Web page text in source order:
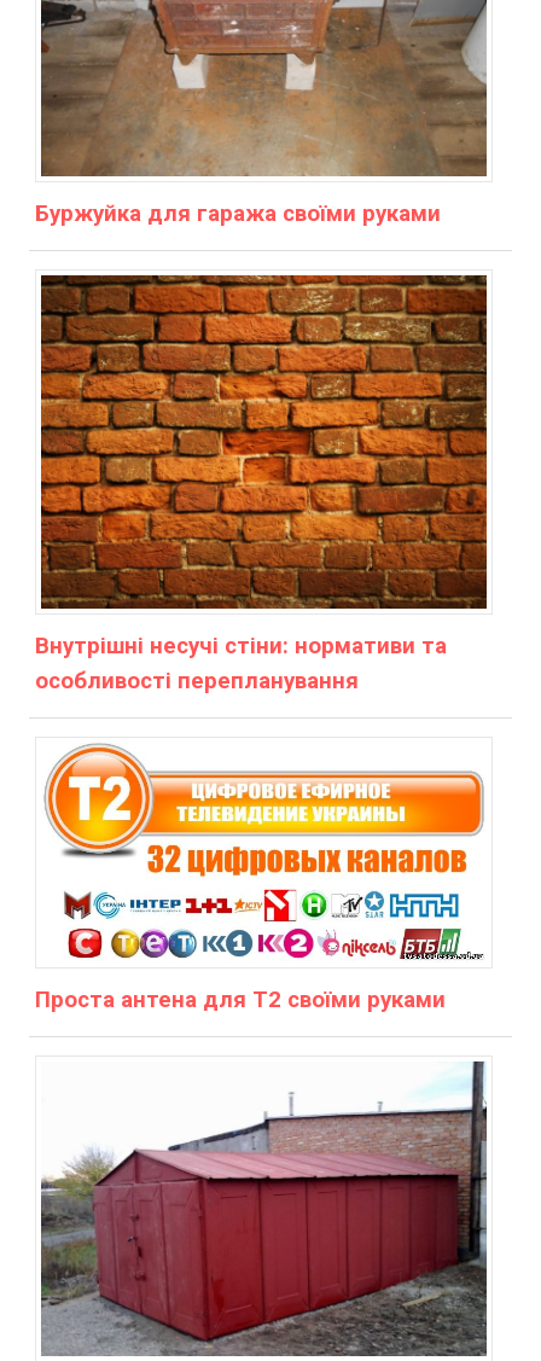
Буржуйка для гаража своїми руками
Внутрішні несучі стіни: нормативи та
особливості перепланування
Проста антена для Т2 своїми руками